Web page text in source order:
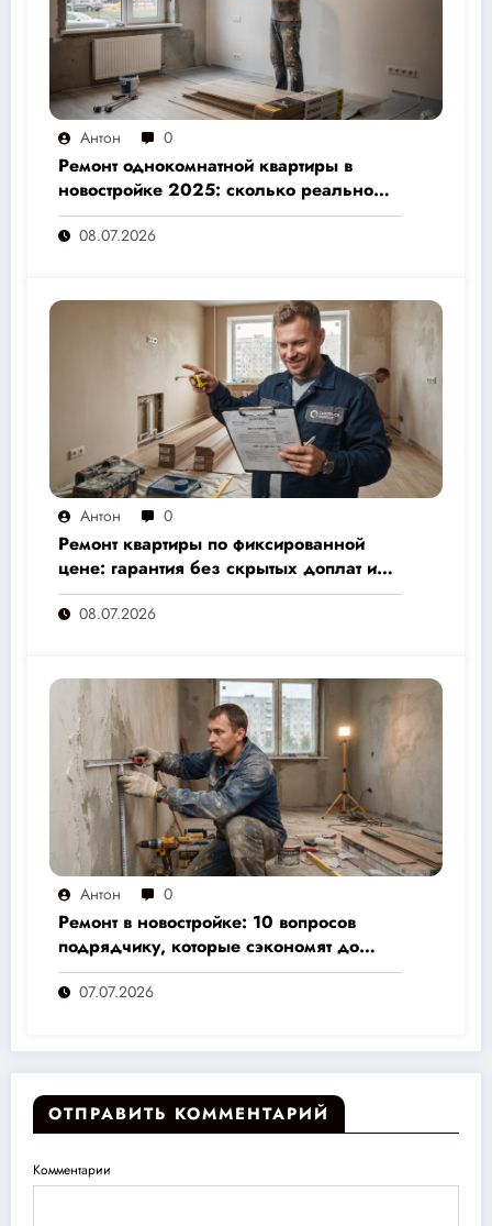
Антон 0
Ремонт однокомнатной квартиры в
новостройке 2025: сколько реально
стоит и как не переплатить — полный
расчёт от 500 000 рублей
08.07.2026
Антон 0
Ремонт квартиры по фиксированной
цене: гарантия без скрытых доплат и
переплат
08.07.2026
Антон 0
Ремонт в новостройке: 10 вопросов
подрядчику, которые сэкономят до
30% бюджета и избавят от головной
боли07.07.2026
ОТПРАВИТЬ КОММЕНТАРИЙ
Комментарии